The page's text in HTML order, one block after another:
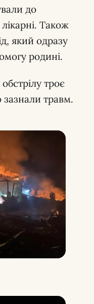
до
Також
який одразу
родині.
троє
травм.